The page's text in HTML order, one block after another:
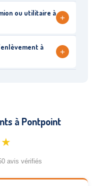
ou utilitaire à +
à
+
à Pontpoint
avis vérifiés